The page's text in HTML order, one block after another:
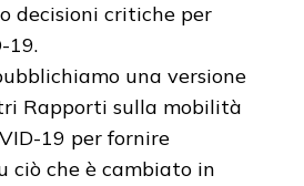
decisioni critiche per
19.
una versione
Rapporti sulla mobilità
19 per fornire
ciò che è cambiato in